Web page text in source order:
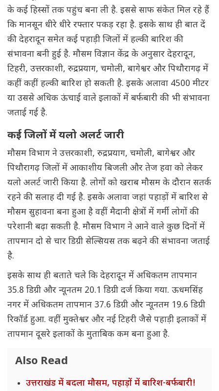
के कई हिस्सों तक पहुंच बना ली है. इससे साफ संकेत मिल रहे हैं
कि मानसून धीरे धीरे रफ्तार पकड़ रहा है. इसके साथ ही बात दें
की देहरादून समेत कई पहाड़ी जिलों में हल्की बारिश की
संभावना बनी हुई है. मौसम विज्ञान केंद्र के अनुसार देहरादून,
टिहरी, उत्तरकाशी, रुद्रप्रयाग, चमोली, बागेश्वर और पिथौरागढ़ में
कहीं कहीं हल्की बारिश हो सकती है. इसके अलावा 4500 मीटर
या उससे अधिक ऊंचाई वाले इलाकों में बर्फबारी की भी संभावना
जताई गई है.
कई जिलों में यलो अलर्ट जारी
मौसम विभाग ने उत्तरकाशी, रुद्रप्रयाग, चमोली, बागेश्वर और
पिथौरागढ़ जिलों में आकाशीय बिजली और तेज हवा को लेकर
यलो अलर्ट जारी किया है. लोगों को खराब मौसम के दौरान सतर्क
रहने की सलाह दी गई है. इसके अलावा जहां पहाड़ों में बारिश से
मौसम सुहावना बना हुआ है वहीं मैदानी क्षेत्रों में गर्मी लोगों की
परेशानी बढ़ा सकती है. मौसम विभाग ने आने वाले कुछ दिनों में
तापमान दो से चार डिग्री सेल्सियस तक बढ़ने की संभावना जताई
है.
इसके साथ ही बताते चले कि देहरादून में अधिकतम तापमान
35.8 डिग्री और न्यूनतम 20.1 डिग्री दर्ज किया गया. ऊधमसिंह
नगर में अधिकतम तापमान 37.6 डिग्री और न्यूनतम 19.6 डिग्री
रिकॉर्ड हुआ. वहीं मुक्तेश्वर और नई टिहरी जैसे पहाड़ी इलाकों में
तापमान दूसरे इलाकों के मुताबिक कम बना हुआ है.
Also Read
उत्तराखंड में बदला मौसम, पहाड़ों में बारिश-बर्फबारी!